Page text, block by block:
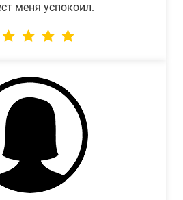
меня успокоил.